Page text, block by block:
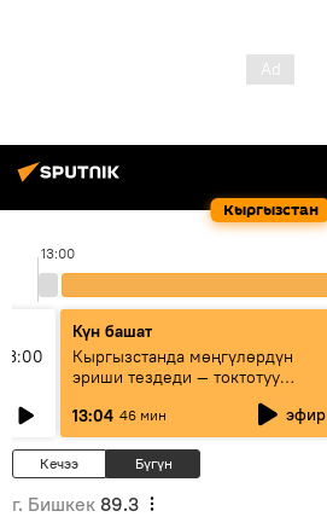
Кыргызстан
13:00
Күн башат
Кыргызстанда мөңгүлөрдүн
эриши тездеди — токтотуу
13:04 46 мин эфир
Кечээ Бүгүн
г. Бишкек 89.3